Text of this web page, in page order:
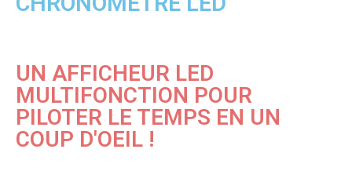
UN AFFICHEUR LED
MULTIFONCTION POUR
PILOTER LE TEMPS EN UN
COUP D'OEIL !